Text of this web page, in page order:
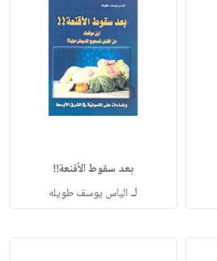
بعد سقوط الأقنعة!!
لـ الياس يوسف طويله